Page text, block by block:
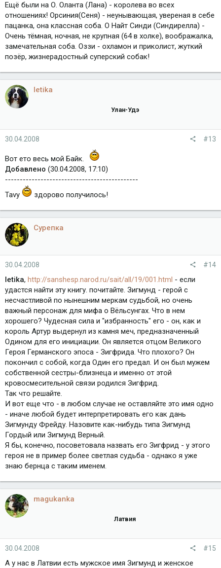
Ещё были на О. Оланта (Лана) - королева во всех
отношениях! Орсиния(Сеня) - неунывающая, увереная в себе
пацанка, она классная соба. О Найт Синди (Синдирелла) -
Очень тёмная, ночная, не крупная (64 в холке), воображалка,
замечательная соба. Оззи - охламон и приколист, жуткий
позёр, жизнерадостный суперский собак!
letika
Улан-Удэ
30.04.2008 #13
Вот ето весь мой Байк.
Добавлено (30.04.2008, 17:10)
---------------------------------------------
Tavy
здорово получилось!
Сурепка
30.04.2008 #14
letika, http://sanshesp.narod.ru/sait/all/19/001.html - если
удастся найти эту книгу. почитайте. Зигмунд - герой с
несчастливой по нынешним меркам судьбой, но очень
важный персонаж для мифа о Вёльсунгах. Что в нем
хорошего? Чудесная сила и "избранность" его - он, как и
король Артур выдернул из камня меч, предназначенный
Одином для его инициации. Он является отцом Великого
Героя Германского эпоса - Зигфрида. Что плохого? Он
покончил с собой, когда Один его предал. И он был мужем
собственной сестры-близнеца и именно от этой
кровосмесительной связи родился Зигфрид.
Так что решайте.
И вот еще что - в любом случае не оставляйте это имя одно
- иначе любой будет интерпретировать его как дань
Зигмунду Фрейду. Назовите как-нибудь типа Зигмунд
Гордый или Зигмунд Верный.
Я бы, конечно, посоветовала назвать его Зигфрид - у этого
героя не в пример более светлая судьба - однако я уже
знаю бернца с таким именем.
magukanka
Латвия
30.04.2008 #15
А у нас в Латвии есть мужское имя Зигмунд и женское